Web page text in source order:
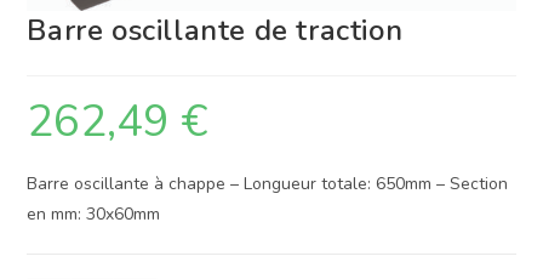
Barre oscillante de traction
262,49 €
Barre oscillante à chappe – Longueur totale: 650mm – Section
en mm: 30x60mm